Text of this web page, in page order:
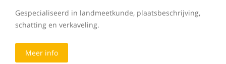
Gespecialiseerd in landmeetkunde, plaatsbeschrijving,
schatting en verkaveling.
Meer info